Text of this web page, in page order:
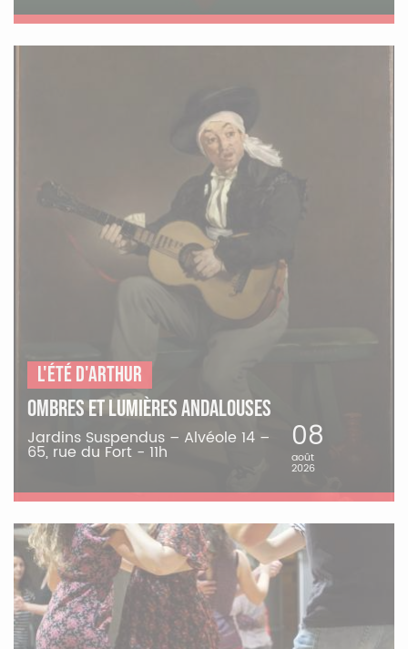
L'été d'Arthur
Ombres et Lumières andalouses
Jardins Suspendus – Alvéole 14 –
65, rue du Fort - 11h 08
août
2026